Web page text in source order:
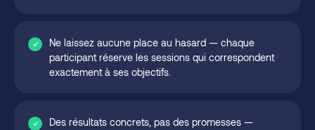
Ne laissez aucune place au hasard — chaque
participant réserve les sessions qui correspondent
exactement à ses objectifs.
Des résultats concrets, pas des promesses —